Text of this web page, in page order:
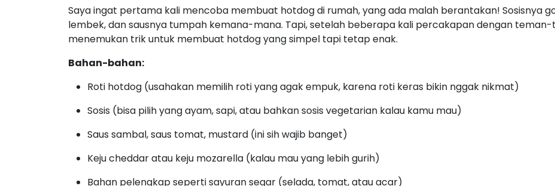
Rebus atau panggang sosis. Kalau suka sosis yang garing, bisa dipanggang dengan sedikit minyak,
direbus aja.
Panggang roti sebentar. Cukup sekitar 1-2 menit di atas grill atau teflon supaya roti sedikit garing
Isi roti dengan sosis yang sudah matang, tambahkan saus sesuai selera, dan terakhir, tambahkan
ditambah cabai rawit atau saus sambal.
Jangan lupa tambahkan sayuran segar supaya terasa lebih seimbang. Acar juga bisa jadi
Sederhana kan? Gampang banget buatnya, dan rasanya bener-bener nikmat! Kalau kamu mau lebih
Kenapa Hotdog Jadi Makanan Favorit?